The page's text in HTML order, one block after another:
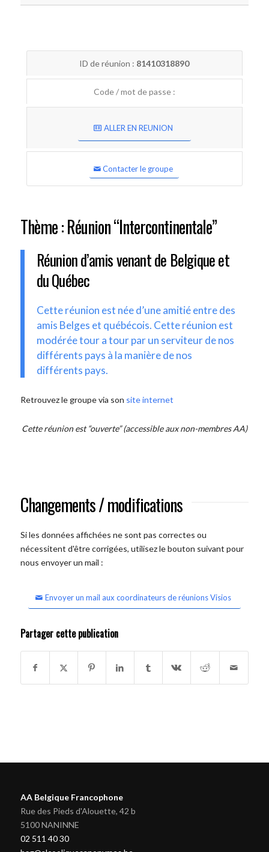
ID de réunion : 81410318890
Code / mot de passe :
ALLER EN REUNION
Contacter le groupe
Thème : Réunion “Intercontinentale”
Réunion d’amis venant de Belgique et
du Québec
Cette réunion est née d’une amitié entre des
amis Belges et québécois. Cette réunion est
modérée tour a tour par un serviteur de nos
différents pays à la manière de nos
différents pays.
Retrouvez le groupe via son site internet
Cette réunion est “ouverte” (accessible aux non-membres AA)
Changements / modifications
Si les données affichées ne sont pas correctes ou
nécessitent d'être corrigées, utilisez le bouton suivant pour
nous envoyer un mail :
Envoyer un mail aux coordinateurs de réunions Visios
Partager cette publication
AA Belgique Francophone
Rue des Pieds d'Alouette, 42 b
5100 NANINNE
02 511 40 30